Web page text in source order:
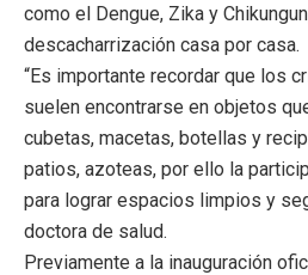
como el Dengue, Zika y
descacharrización casa por casa.
“Es importante recordar que los
suelen encontrarse en objetos
cubetas, macetas, botellas y
patios, azoteas, por ello la
para lograr espacios limpios y
doctora de salud.
Previamente a la inauguración